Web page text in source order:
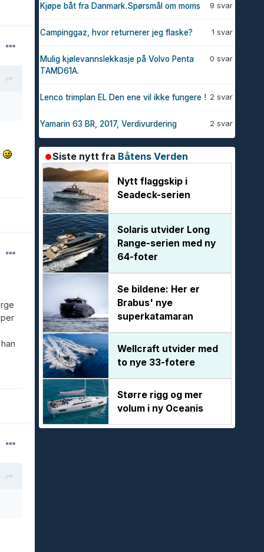
9 svar
Kjøpe båt fra Danmark.Spørsmål om moms
1 svar
Campinggaz, hvor returnerer jeg flaske?
0 svar
Mulig kjølevannslekkasje på Volvo Penta
TAMD61A.
2 svar
Lenco trimplan EL Den ene vil ikke fungere !
2 svar
Yamarin 63 BR, 2017, Verdivurdering
Siste nytt fra Båtens Verden
Nytt flaggskip i
Seadeck-serien
Solaris utvider Long
Range-serien med ny
64-foter
Se bildene: Her er
Brabus' nye
superkatamaran
Wellcraft utvider med
to nye 33-fotere
Større rigg og mer
volum i ny Oceanis